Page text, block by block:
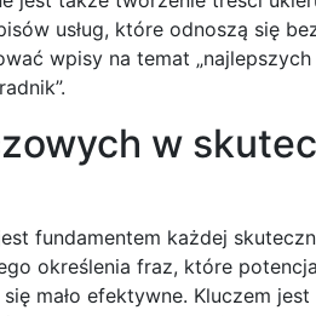
usług, które odnoszą się
wpisy na temat
w
fundamentem każdej
określenia fraz, które
mało efektywne. Kluczem